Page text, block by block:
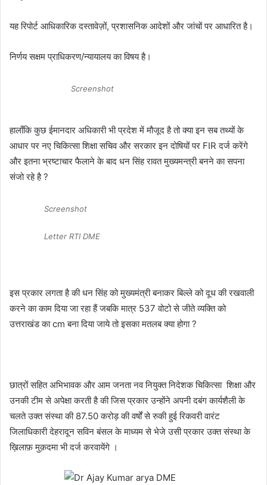
यह रिपोर्ट आधिकारिक दस्तावेज़ों, प्रशासनिक आदेशों और जांचों पर आधारित है।
निर्णय सक्षम प्राधिकरण/न्यायालय का विषय है।
Screenshot
हालाँकि कुछ ईमानदार अधिकारी भी प्रदेश में मौजूद है तो क्या इन सब तथ्यों के
आधार पर नए चिकित्सा शिक्षा सचिव और सरकार इन दोषियों पर FIR दर्ज करेंगे
और इतना भ्रष्टाचार फैलाने के बाद धन सिंह रावत मुख्यमन्त्री बनने का सपना
संजो रहे है ?
Screenshot
Letter RTI DME
इस प्रकार लगता है की धन सिंह को मुख्यमंत्री बनाकर बिल्ले को दूध की रखवाली
करने का काम दिया जा रहा हैं जबकि मात्र 537 वोटो से जीते व्यक्ति को
उत्तराखंड का cm बना दिया जाये तो इसका मतलब क्या होगा ?
छात्रों सहित अभिभावक और आम जनता नव नियुक्त निदेशक चिकित्सा शिक्षा और
उनकी टीम से अपेक्षा करती है की जिस प्रकार उन्होंने अपनी दबंग कार्यशैली के
चलते उक्त संस्था की 87.50 करोड़ की वर्षों से रुकी हुई रिकवरी वारंट
जिलाधिकारी देहरादून सविन बंसल के माध्यम से भेजे उसी प्रकार उक्त संस्था के
ख़िलाफ़ मुक़दमा भी दर्ज करवायेंगे ।